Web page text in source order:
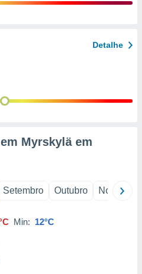
Detalhe
Myrskylä em
Setembro Outubro Novembro
Min: 12°C